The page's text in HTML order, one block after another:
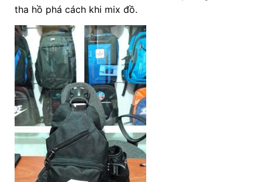
tha hồ phá cách khi mix đồ.